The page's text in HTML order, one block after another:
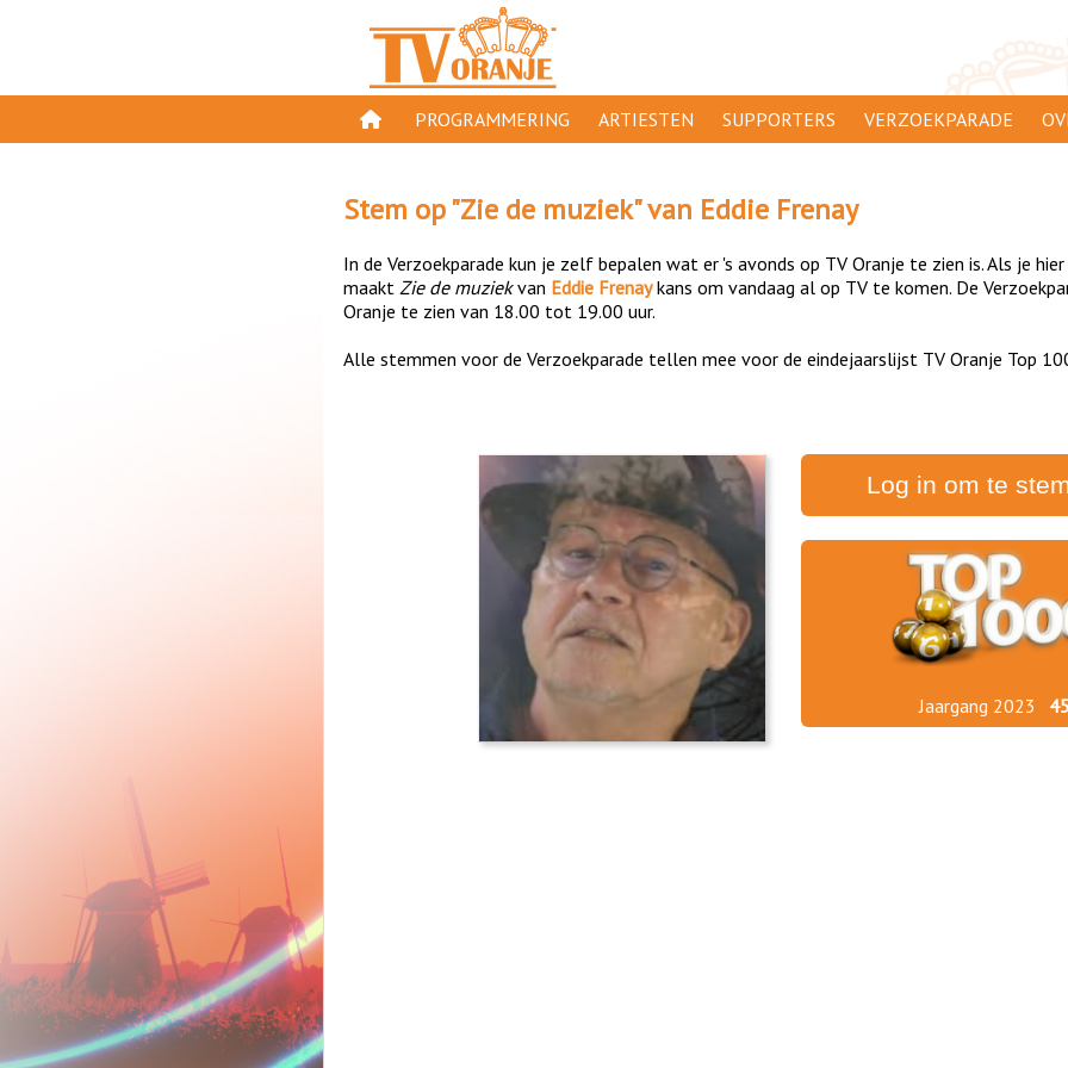
PROGRAMMERING
GESPEELD OP TV ORANJE
ORANJE KROON
TV ORANJE TOP 1000
11 VAN ORANJE
ARTIESTEN SUPPORTERS
AANMELDEN
VERZOEKPARADE
Stem op "Zie de muziek" van Eddie Frenay
In de Verzoekparade kun je zelf bepalen wat er 's avonds op TV Oranje te zien is. Als je
maakt Zie de muziekvan Eddie Frenaykans om vandaag al op TV te komen. De
Oranje te zien van 18.00 tot 19.00 uur.
Alle stemmen voor de Verzoekparade tellen mee voor de eindejaarslijst TV Oranje Top
Log in om te
Jaargang 2023